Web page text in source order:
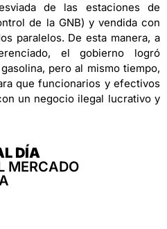
de las estaciones de
de la GNB) y vendida con
paralelos. De esta manera, a
el gobierno logró
pero al mismo tiempo,
que funcionarios y efectivos
un negocio ilegal lucrativo y
DÍA
MERCADO